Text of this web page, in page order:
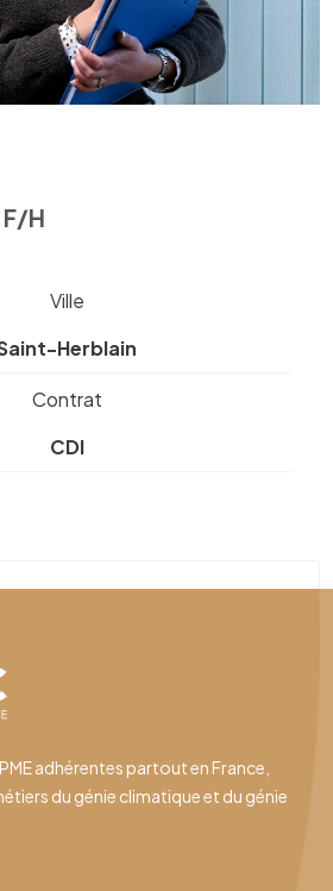
H
Ville
Herblain
Contrat
CDI
adhérentes partout en France,
du génie climatique et du génie